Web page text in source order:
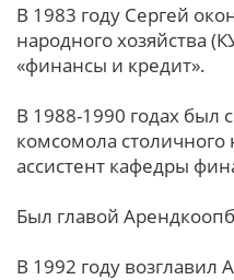
В 1983 году Сергей
народного хозяйства
«финансы и кредит».
В 1988-1990 годах был
комсомола столичного
ассистент кафедры
Был главой
В 1992 году возглавил